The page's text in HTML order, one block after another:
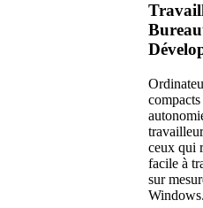
ceux qui
facile à
sur
Windows.